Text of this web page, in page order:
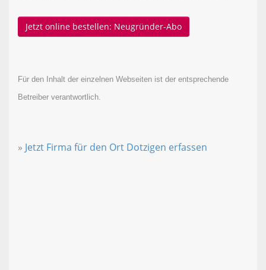
Jetzt online bestellen: Neugründer-Abo
Für den Inhalt der einzelnen Webseiten ist der entsprechende
Betreiber verantwortlich.
» Jetzt Firma für den Ort Dotzigen erfassen